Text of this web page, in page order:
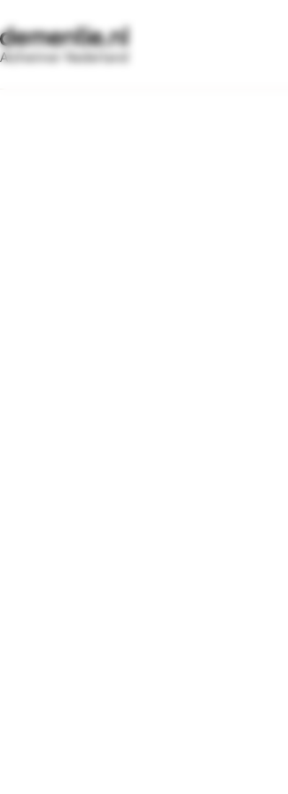
Alzheimer Nederland